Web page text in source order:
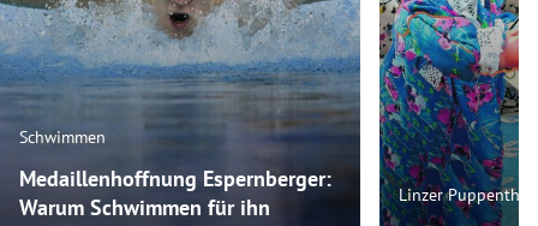
Schwimmen
Medaillenhoffnung Espernberger:
Warum Schwimmen für ihn
Linzer